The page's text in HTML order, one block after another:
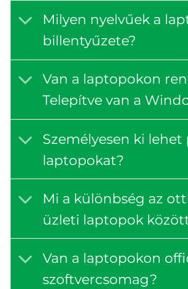
Milyen nyelvűek a
billentyűzete?
Van a laptopokon
Telepítve van a
Személyesen ki
laptopokat?
Mi a különbség az
üzleti laptopok
Van a laptopokon
szoftvercsomag?